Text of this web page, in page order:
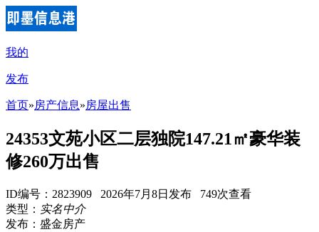
我的
发布
首页»房产信息»房屋出售
24353文苑小区二层独院147.21㎡豪华装
修260万出售
ID编号：2823909 2026年7月8日发布 749次查看
类型： 实名中介
发布：盛金房产